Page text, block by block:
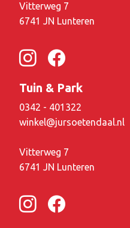
Vitterweg 7
6741 JN Lunteren
Tuin & Park
0342 - 401322
winkel@jursoetendaal.nl
Vitterweg 7
6741 JN Lunteren